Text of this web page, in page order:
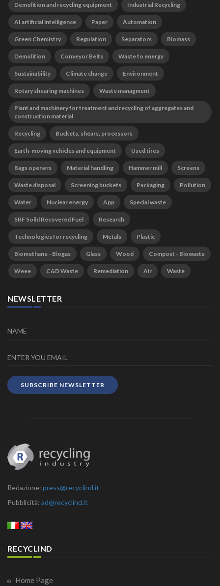
Demolition and recycling equipment Industrial Recycling
AI artificial intelligence Paper Automation
Green Chemistry Regulation Separators Biomass
Demolition Conveyor Belts Waste to energy
Sustainability Climate change Environment
Rotary shearing machines Waste managment
Plant and machinery for treatment and recycling of aggregates and
construction material
Recycling Buckets, shears, processors
Earth-moving vehicles and equipment Used tires
Bags openers Material handling Hammer mill Screens
Waste disposal Screening buckets Packaging Pollution
Water Nuclear energy App Special waste
SRF Solid Recovered Fuel Research
Technologies for recycling Metals Plastic
Biomethane - Biogas Glass Wood Compost - Biowaste
Weee C&D Waste Remediation Air Waste
NEWSLETTER
SUBSCRIBE NEWSLETTER
Redazione: press@recyclind.it
Pubblicità: ad@recyclind.it
RECYCLIND
Home Page